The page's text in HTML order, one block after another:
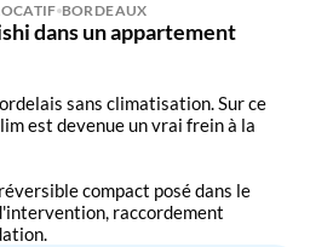
BORDEAUX
dans un appartement
sans climatisation. Sur ce
est devenue un vrai frein à la
compact posé dans le
raccordement